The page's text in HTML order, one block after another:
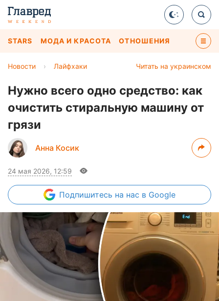
STARS МОДА И КРАСОТА ОТНОШЕНИЯ
Читать на украинском
Новости › Лайфхаки
Нужно всего одно средство: как
очистить стиральную машину от
грязи
Анна Косик
24 мая 2026, 12:59
Подпишитесь на нас в Google